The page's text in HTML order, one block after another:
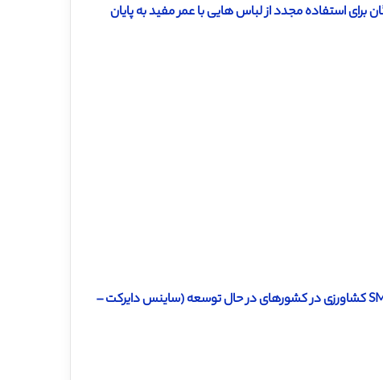
استفاده مجدد از لباس هایی با عمر مفید به پایان
دانلود ترجمه مقاله بررسی میزان اجرای شیوه های مدیریت مالی SMEs ​​کشاورزی در کشورهای در حال توسعه (ساینس دایرکت –